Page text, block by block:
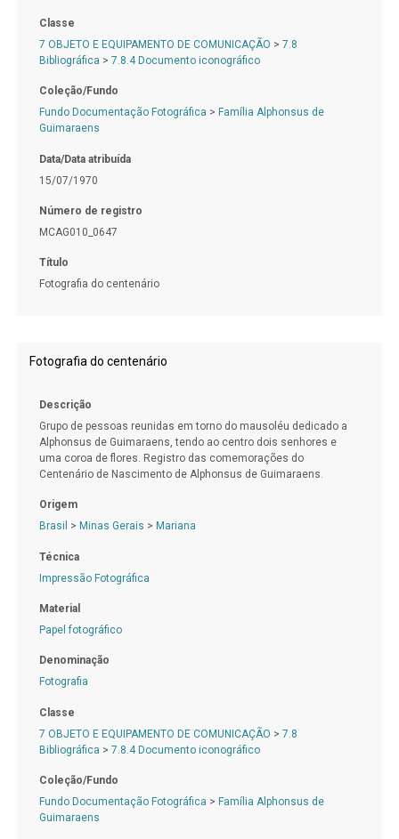
Classe
7 OBJETO E EQUIPAMENTO DE COMUNICAÇÃO > 7.8
Bibliográfica > 7.8.4 Documento iconográfico
Coleção/Fundo
Fundo Documentação Fotográfica > Família Alphonsus de
Guimaraens
Data/Data atribuída
15/07/1970
Número de registro
MCAG010_0647
Título
Fotografia do centenário
Fotografia do centenário
Descrição
Grupo de pessoas reunidas em torno do mausoléu dedicado a
Alphonsus de Guimaraens, tendo ao centro dois senhores e
uma coroa de flores. Registro das comemorações do
Centenário de Nascimento de Alphonsus de Guimaraens.
Origem
Brasil > Minas Gerais > Mariana
Técnica
Impressão Fotográfica
Material
Papel fotográfico
Denominação
Fotografia
Classe
7 OBJETO E EQUIPAMENTO DE COMUNICAÇÃO > 7.8
Bibliográfica > 7.8.4 Documento iconográfico
Coleção/Fundo
Fundo Documentação Fotográfica > Família Alphonsus de
Guimaraens